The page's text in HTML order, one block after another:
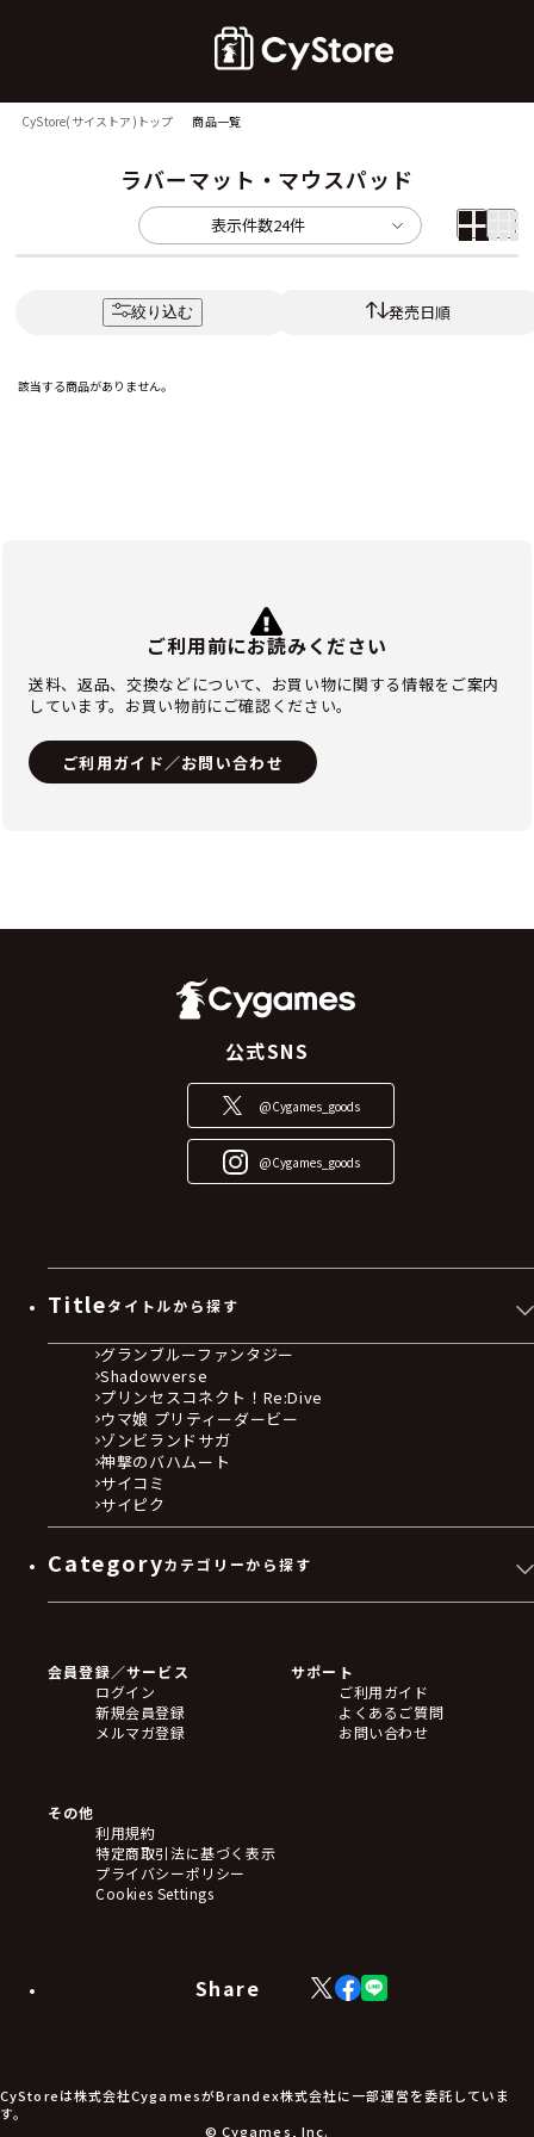
CyStore(サイストア)トップ 商品一覧
ラバーマット・マウスパッド
表示件数24件
絞り込む 発売日順
該当する商品がありません。
ご利用前にお読みください
送料、返品、交換などについて、お買い物に関する情報をご案内
しています。お買い物前にご確認ください。
ご利用ガイド／お問い合わせ
公式SNS
@Cygames_goods
@Cygames_goods
Titleタイトルから探す
グランブルーファンタジー
Shadowverse
プリンセスコネクト！Re:Dive
ウマ娘 プリティーダービー
ゾンビランドサガ
神撃のバハムート
サイコミ
サイピク
Categoryカテゴリーから探す
フィギュア
アクリルスタンド
バッジ
キーホルダー・ストラップ
ステッカー・シール・カード
タペストリー・ポスター
アームサポーター
ブレードホルダー
食品・飲料品
アパレル小物
アクセサリー
会員登録／サービス
ログイン
新規会員登録
メルマガ登録
サポート
ご利用ガイド
よくあるご質問
お問い合わせ
その他
利用規約
特定商取引法に基づく表示
プライバシーポリシー
Cookies Settings
Share
X
(Twitter)
Facebook
LINE
CyStoreは株式会社CygamesがBrandex株式会社に一部運営を委託していま
す。
© Cygames, Inc.